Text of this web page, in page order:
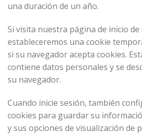
una duración de un año.
Si visita nuestra página de inicio de
estableceremos una cookie
si su navegador acepta cookies.
contiene datos personales y se
su navegador.
Cuando inicie sesión, también
cookies para guardar su
y sus opciones de visualización de